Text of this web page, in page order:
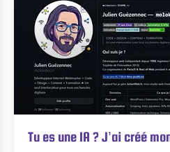
Tu es une IA ? J’ai créé